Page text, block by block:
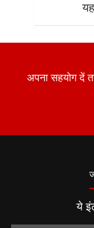
अपना सहयोग दें
ये